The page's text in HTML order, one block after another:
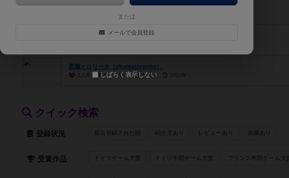
スーパーアンダーグラウンドアイドル（super undergroaund idol）
#推しあつめ（Oshiatsume）
悪魔とロリータ（akumatororiita）
2人用 30分～60分 15歳～ 2022年～
クイック検索
登録状況 最近登録された順 紹介文あり レビューあり 画像あり
受賞作品 ドイツゲーム大賞 ドイツ年間ゲーム大賞 フランス年間ゲーム大賞
または
メールで会員登録
しばらく表示しない